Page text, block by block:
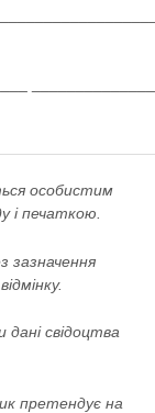
особистим
і печаткою.
свідоцтва
претендує на